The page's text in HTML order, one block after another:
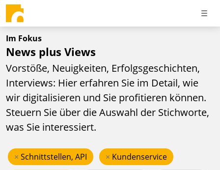
Im Fokus
News plus Views
Vorstöße, Neuigkeiten, Erfolgsgeschichten,
Interviews: Hier erfahren Sie im Detail, wie
wir digitalisieren und Sie profitieren können.
Steuern Sie über die Auswahl der Stichworte,
was Sie interessiert.
× Schnittstellen, API × Kundenservice